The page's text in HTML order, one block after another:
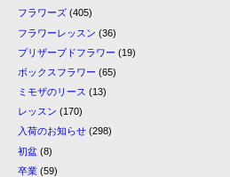
フラワーズ (405)
フラワーレッスン (36)
プリザーブドフラワー (19)
ボックスフラワー (65)
ミモザのリース (13)
レッスン (170)
入荷のお知らせ (298)
初盆 (8)
卒業 (59)